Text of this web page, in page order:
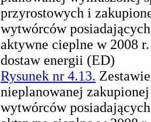
przyrostowych i
wytwórców
aktywne cieplne w 2008
dostaw energii (ED)
Rysunek nr 4.13.
nieplanowanej
wytwórców